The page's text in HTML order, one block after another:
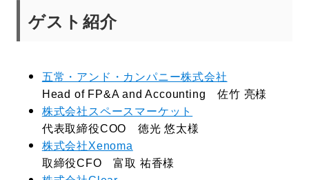
ゲスト紹介
五常・アンド・カンパニー株式会社
Head of FP&A and Accounting 佐竹 亮様
株式会社スペースマーケット
代表取締役COO 徳光 悠太様
株式会社Xenoma
取締役CFO 富取 祐香様